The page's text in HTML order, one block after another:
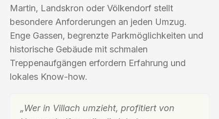
Martin, Landskron oder Völkendorf stellt
besondere Anforderungen an jeden Umzug.
Enge Gassen, begrenzte Parkmöglichkeiten und
historische Gebäude mit schmalen
Treppenaufgängen erfordern Erfahrung und
lokales Know-how.
„Wer in Villach umzieht, profitiert von